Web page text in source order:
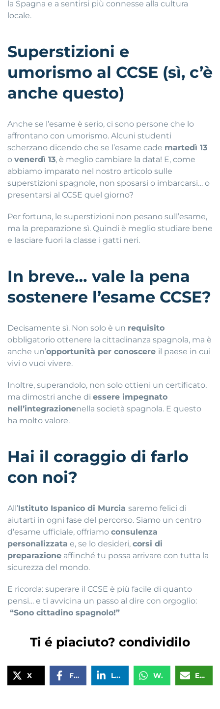
la Spagna e a sentirsi più connesse alla cultura
locale.
Superstizioni e
umorismo al CCSE (sì, c’è
anche questo)
Anche se l’esame è serio, ci sono persone che lo
affrontano con umorismo. Alcuni studenti
scherzano dicendo che se l’esame cade martedì 13
o venerdì 13, è meglio cambiare la data! E, come
abbiamo imparato nel nostro articolo sulle
superstizioni spagnole, non sposarsi o imbarcarsi… o
presentarsi al CCSE quel giorno?
Per fortuna, le superstizioni non pesano sull’esame,
ma la preparazione sì. Quindi è meglio studiare bene
e lasciare fuori la classe i gatti neri.
In breve… vale la pena
sostenere l’esame CCSE?
Decisamente sì. Non solo è un requisito
obbligatorio ottenere la cittadinanza spagnola, ma è
anche un’opportunità per conoscere il paese in cui
vivi o vuoi vivere.
Inoltre, superandolo, non solo ottieni un certificato,
ma dimostri anche di essere impegnato
nell’integrazionenella società spagnola. E questo
ha molto valore.
Hai il coraggio di farlo
con noi?
All’Istituto Ispanico di Murcia saremo felici di
aiutarti in ogni fase del percorso. Siamo un centro
d’esame ufficiale, offriamo consulenza
personalizzata e, se lo desideri, corsi di
preparazione affinché tu possa arrivare con tutta la
sicurezza del mondo.
E ricorda: superare il CCSE è più facile di quanto
pensi… e ti avvicina un passo al dire con orgoglio:
“Sono cittadino spagnolo!”
Ti é piaciuto? condividilo
X Facebook LinkedIn WhatsApp Email